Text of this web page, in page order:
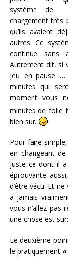
système de
chargement très
qu’ils avaient
autres. Ce
continue sans
Autrement dit, si
jeu en pause …
minutes qui
moment vous
minutes de folie
bien sur.
Pour faire
en changeant
juste ce dont il a
éprouvante
d’être vécu. Et ne
a jamais
vous n’allez pas
une chose est
Le deuxième
le pratiquement